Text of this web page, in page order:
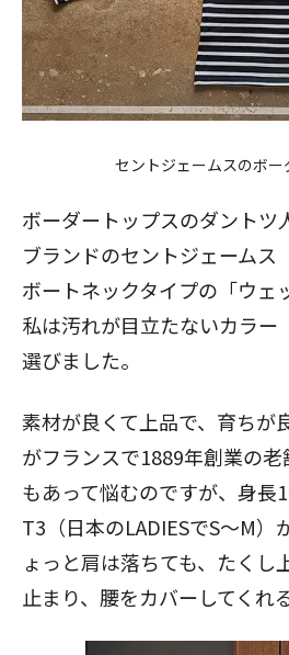
セントジェームスのボー
ボーダートップスのダントツ
ブランドのセントジェームス
ボートネックタイプの「ウェ
私は汚れが目立たないカラー
選びました。
素材が良くて上品で、育ちが
がフランスで1889年創業の
もあって悩むのですが、身長
T3（日本のLADIESでS～M）
ょっと肩は落ちても、たくし
止まり、腰をカバーしてくれ